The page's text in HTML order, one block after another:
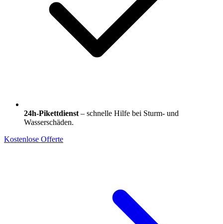
24h-Pikettdienst – schnelle Hilfe bei Sturm- und
Wasserschäden.
Kostenlose Offerte